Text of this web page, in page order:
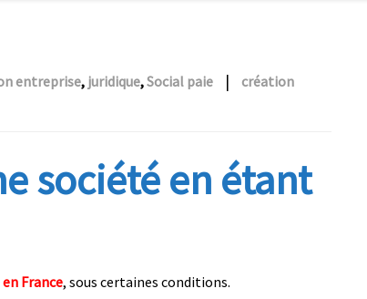
entreprise, juridique,Social paie |
création
société en étant
France, sous certaines conditions.